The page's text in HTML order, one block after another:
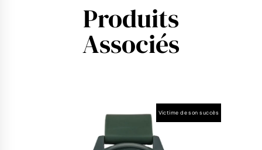
Produits
Associés
Victime de son succès